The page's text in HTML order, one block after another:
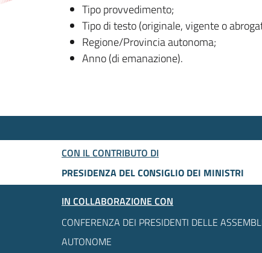
Tipo provvedimento;
Tipo di testo (originale, vigente o
Regione/Provincia autonoma;
Anno (di emanazione).
CON IL CONTRIBUTO DI
PRESIDENZA DEL CONSIGLIO DEI MINISTRI
IN COLLABORAZIONE CON
CONFERENZA DEI PRESIDENTI DELLE
AUTONOME